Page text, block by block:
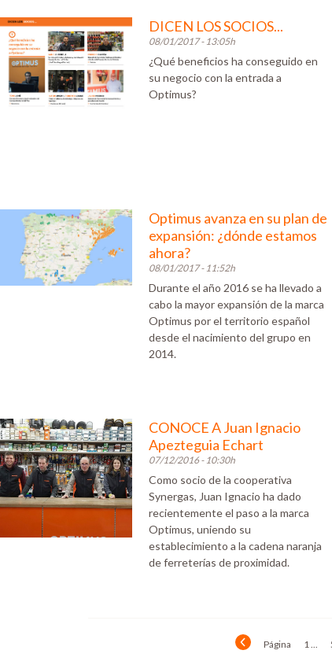
DICEN LOS SOCIOS...
08/01/2017 - 13:05h
¿Qué beneficios ha conseguido en
su negocio con la entrada a
Optimus?
Optimus avanza en su plan de
expansión: ¿dónde estamos
ahora?
08/01/2017 - 11:52h
Durante el año 2016 se ha llevado a
cabo la mayor expansión de la marca
Optimus por el territorio español
desde el nacimiento del grupo en
2014.
CONOCE A Juan Ignacio
Apezteguia Echart
07/12/2016 - 10:30h
Como socio de la cooperativa
Synergas, Juan Ignacio ha dado
recientemente el paso a la marca
Optimus, uniendo su
establecimiento a la cadena naranja
de ferreterías de proximidad.
Página 1 ...